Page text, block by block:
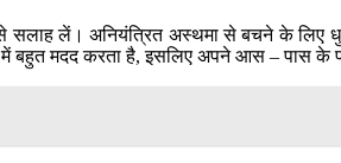
सलाह लें। अनियंत्रित अस्थमा से बचने के
मदद करता है, इसलिए अपने आस – पास के